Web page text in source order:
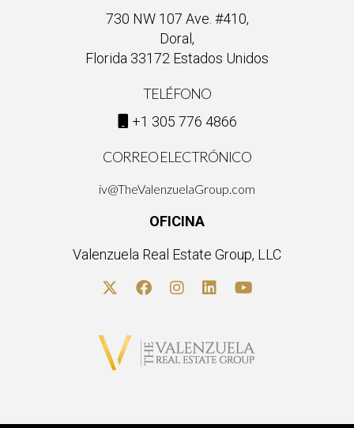
730 NW 107 Ave. #410,
Doral,
Florida 33172 Estados Unidos
TELÉFONO
+1 305 776 4866
CORREO ELECTRÓNICO
iv@TheValenzuelaGroup.com
OFICINA
Valenzuela Real Estate Group, LLC